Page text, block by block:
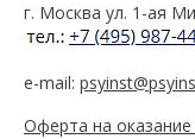
г. Москва ул. 1-ая
e-mail:
Оферта на